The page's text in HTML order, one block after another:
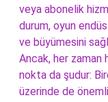
veya abonelik
durum, oyun
ve büyümesini
Ancak, her zaman
nokta da şudur:
üzerinde de